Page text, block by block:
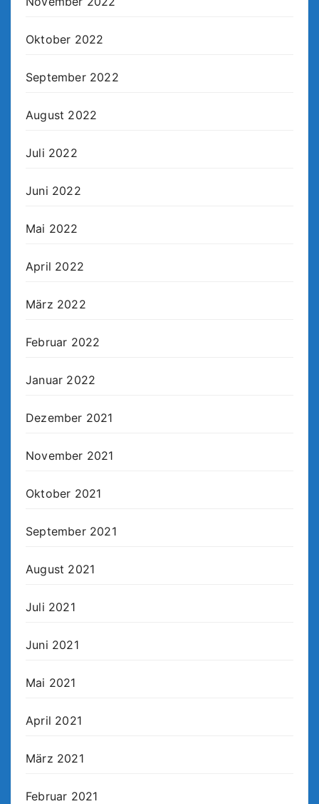
Oktober 2022
September 2022
August 2022
Juli 2022
Juni 2022
Mai 2022
April 2022
März 2022
Februar 2022
Januar 2022
Dezember 2021
November 2021
Oktober 2021
September 2021
August 2021
Juli 2021
Juni 2021
Mai 2021
April 2021
März 2021
Februar 2021